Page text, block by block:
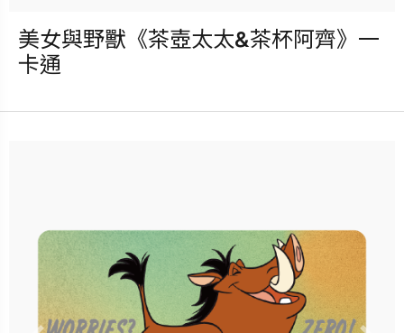
發行：2025-09-17
立即購買
更多銷售據點
美女與野獸《茶壺太太&茶杯阿齊》一
卡通